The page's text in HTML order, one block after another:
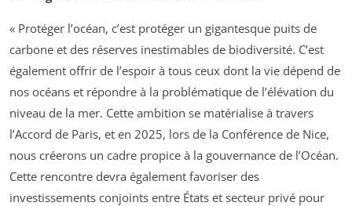
« Protéger l’océan, c’est protéger un gigantesque puits de
carbone et des réserves inestimables de biodiversité. C’est
également offrir de l’espoir à tous ceux dont la vie dépend de
nos océans et répondre à la problématique de l’élévation du
niveau de la mer. Cette ambition se matérialise à travers
l’Accord de Paris, et en 2025, lors de la Conférence de Nice,
nous créerons un cadre propice à la gouvernance de l’Océan.
Cette rencontre devra également favoriser des
investissements conjoints entre États et secteur privé pour